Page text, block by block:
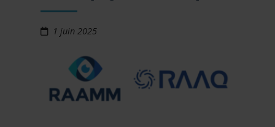
1 juin 2025